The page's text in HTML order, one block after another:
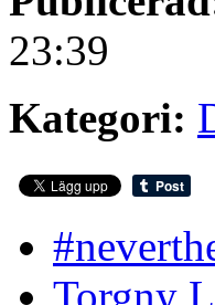
23:39
Kategori: